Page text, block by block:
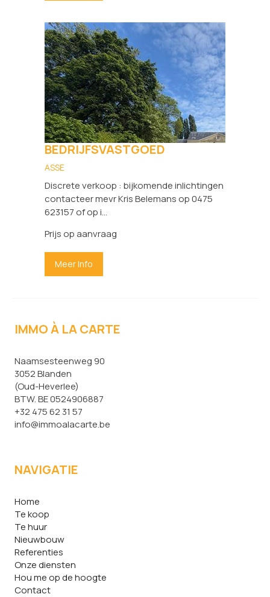
BEDRIJFSVASTGOED
ASSE
Discrete verkoop : bijkomende inlichtingen
contacteer mevr Kris Belemans op 0475
623157 of op i...
Prijs op aanvraag
Meer Info
IMMO À LA CARTE
Naamsesteenweg 90
3052 Blanden
(Oud-Heverlee)
BTW. BE 0524906887
+32 475 62 31 57
info@immoalacarte.be
NAVIGATIE
Home
Te koop
Te huur
Nieuwbouw
Referenties
Onze diensten
Hou me op de hoogte
Contact